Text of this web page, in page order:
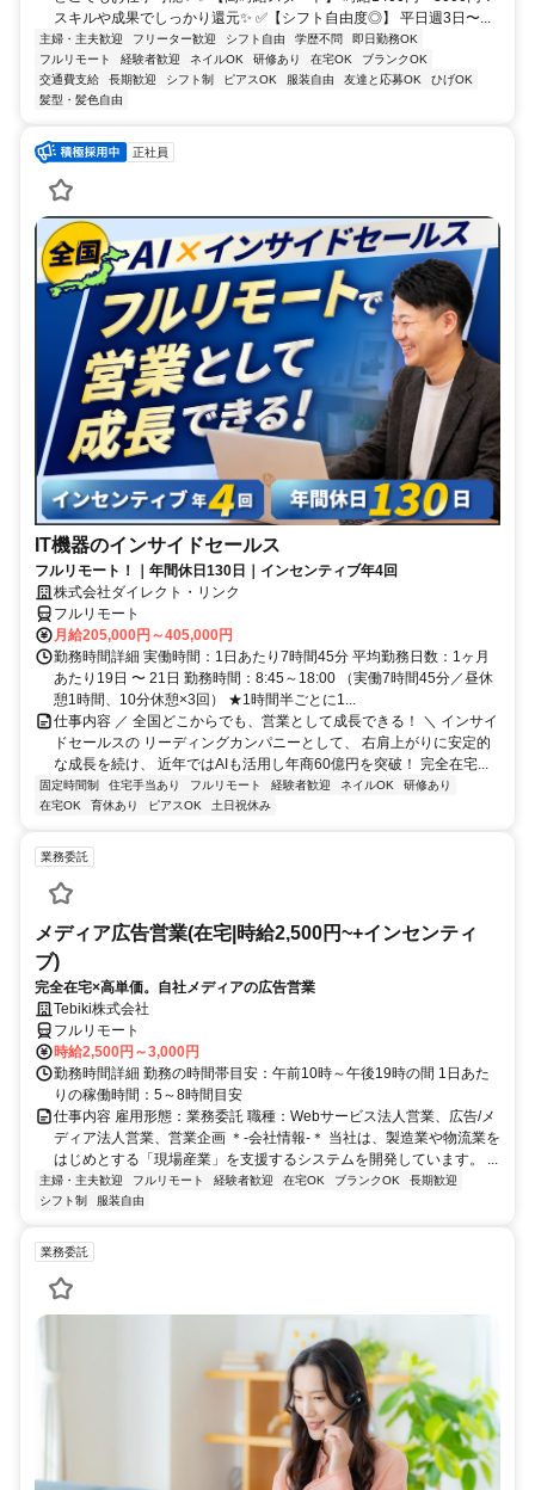
スキルや成果でしっかり還元✨ ✅【シフト自由度◎】 平日週3日〜...
主婦・主夫歓迎 フリーター歓迎 シフト自由 学歴不問
即日勤務OK
フルリモート
経験者歓迎 ネイルOK 研修あり 在宅OK
ブランクOK
交通費支給
長期歓迎 シフト制 ピアスOK 服装自由 友達と応募OK
ひげOK
髪型・髪色自由
正社員
IT機器のインサイドセールス
フルリモート！｜年間休日130日｜インセンティブ年4回
株式会社ダイレクト・リンク
フルリモート
月給205,000円～405,000円
勤務時間詳細 実働時間：1日あたり7時間45分 平均勤務日数：1ヶ月
あたり19日 〜 21日 勤務時間：8:45～18:00 （実働7時間45分／昼休
憩1時間、10分休憩×3回） ★1時間半ごとに1...
仕事内容 ／ 全国どこからでも、営業として成長できる！ ＼ インサイ
ドセールスの リーディングカンパニーとして、 右肩上がりに安定的
な成長を続け、 近年ではAIも活用し年商60億円を突破！ 完全在宅...
固定時間制 住宅手当あり フルリモート 経験者歓迎 ネイルOK
研修あり
在宅OK
育休あり ピアスOK 土日祝休み
業務委託
メディア広告営業(在宅|時給2,500円~+インセンティ
ブ)
完全在宅×高単価。自社メディアの広告営業
Tebiki株式会社
フルリモート
時給2,500円～3,000円
勤務時間詳細 勤務の時間帯目安：午前10時～午後19時の間 1日あた
りの稼働時間：5～8時間目安
仕事内容 雇用形態：業務委託 職種：Webサービス法人営業、広告/メ
ディア法人営業、営業企画 ＊-会社情報-＊ 当社は、製造業や物流業を
はじめとする「現場産業」を支援するシステムを開発しています。 ...
主婦・主夫歓迎 フルリモート 経験者歓迎 在宅OK ブランクOK
長期歓迎
シフト制
服装自由
業務委託